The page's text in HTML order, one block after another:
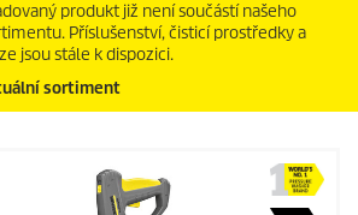
produkt již není součástí našeho
Příslušenství, čisticí prostředky a
jsou stále k dispozici.
sortiment